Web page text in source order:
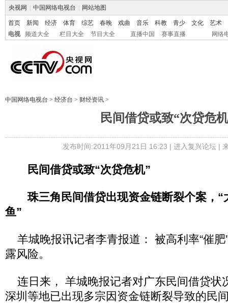
央视网 中国网络电视台 网站地图
首页 新闻 经济 体育 综艺 春晚 戏曲 音乐 科教 青少 文化
艺术
电视
频道大全 栏目大全 节目大全 直播中国 赛事直播 网络
中国网络电视台 > 经济台 > 财经资讯 >
民间借贷或致“次贷危
发布时间:2011年09月21日 16:23 | 进入复兴论坛|
民间借贷或致“次贷危机”
珠三角民间借贷出现资金链断裂个案，“
鱼”
羊城晚报讯记者李青报道： 被高利率“催肥
露风险。
连日来， 羊城晚报记者对广东民间借贷状
深圳等地已出现多宗因资金链断裂导致的民